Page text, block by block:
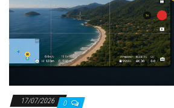
17/07/2026 0